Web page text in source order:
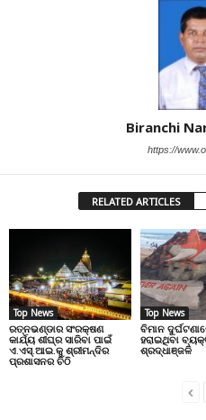
Biranchi
https://
RELATED ARTICLES
Top News
ରତ୍ନଭଣ୍ଡାର ସଂରକ୍ଷଣ
କାର୍ଯ୍ୟ ଶୀଘ୍ର ସାରିବା ପାଇଁ
ଏ.ଏସ୍.ଆଇ.କୁ ଶ୍ରୀମନ୍ଦିର
ପ୍ରଶାସନର ଚିଠି
Top News
ବିମାନ
ହରାଇଥିବା
ଶ୍ରଦ୍ଧାଞ୍ଜଳି